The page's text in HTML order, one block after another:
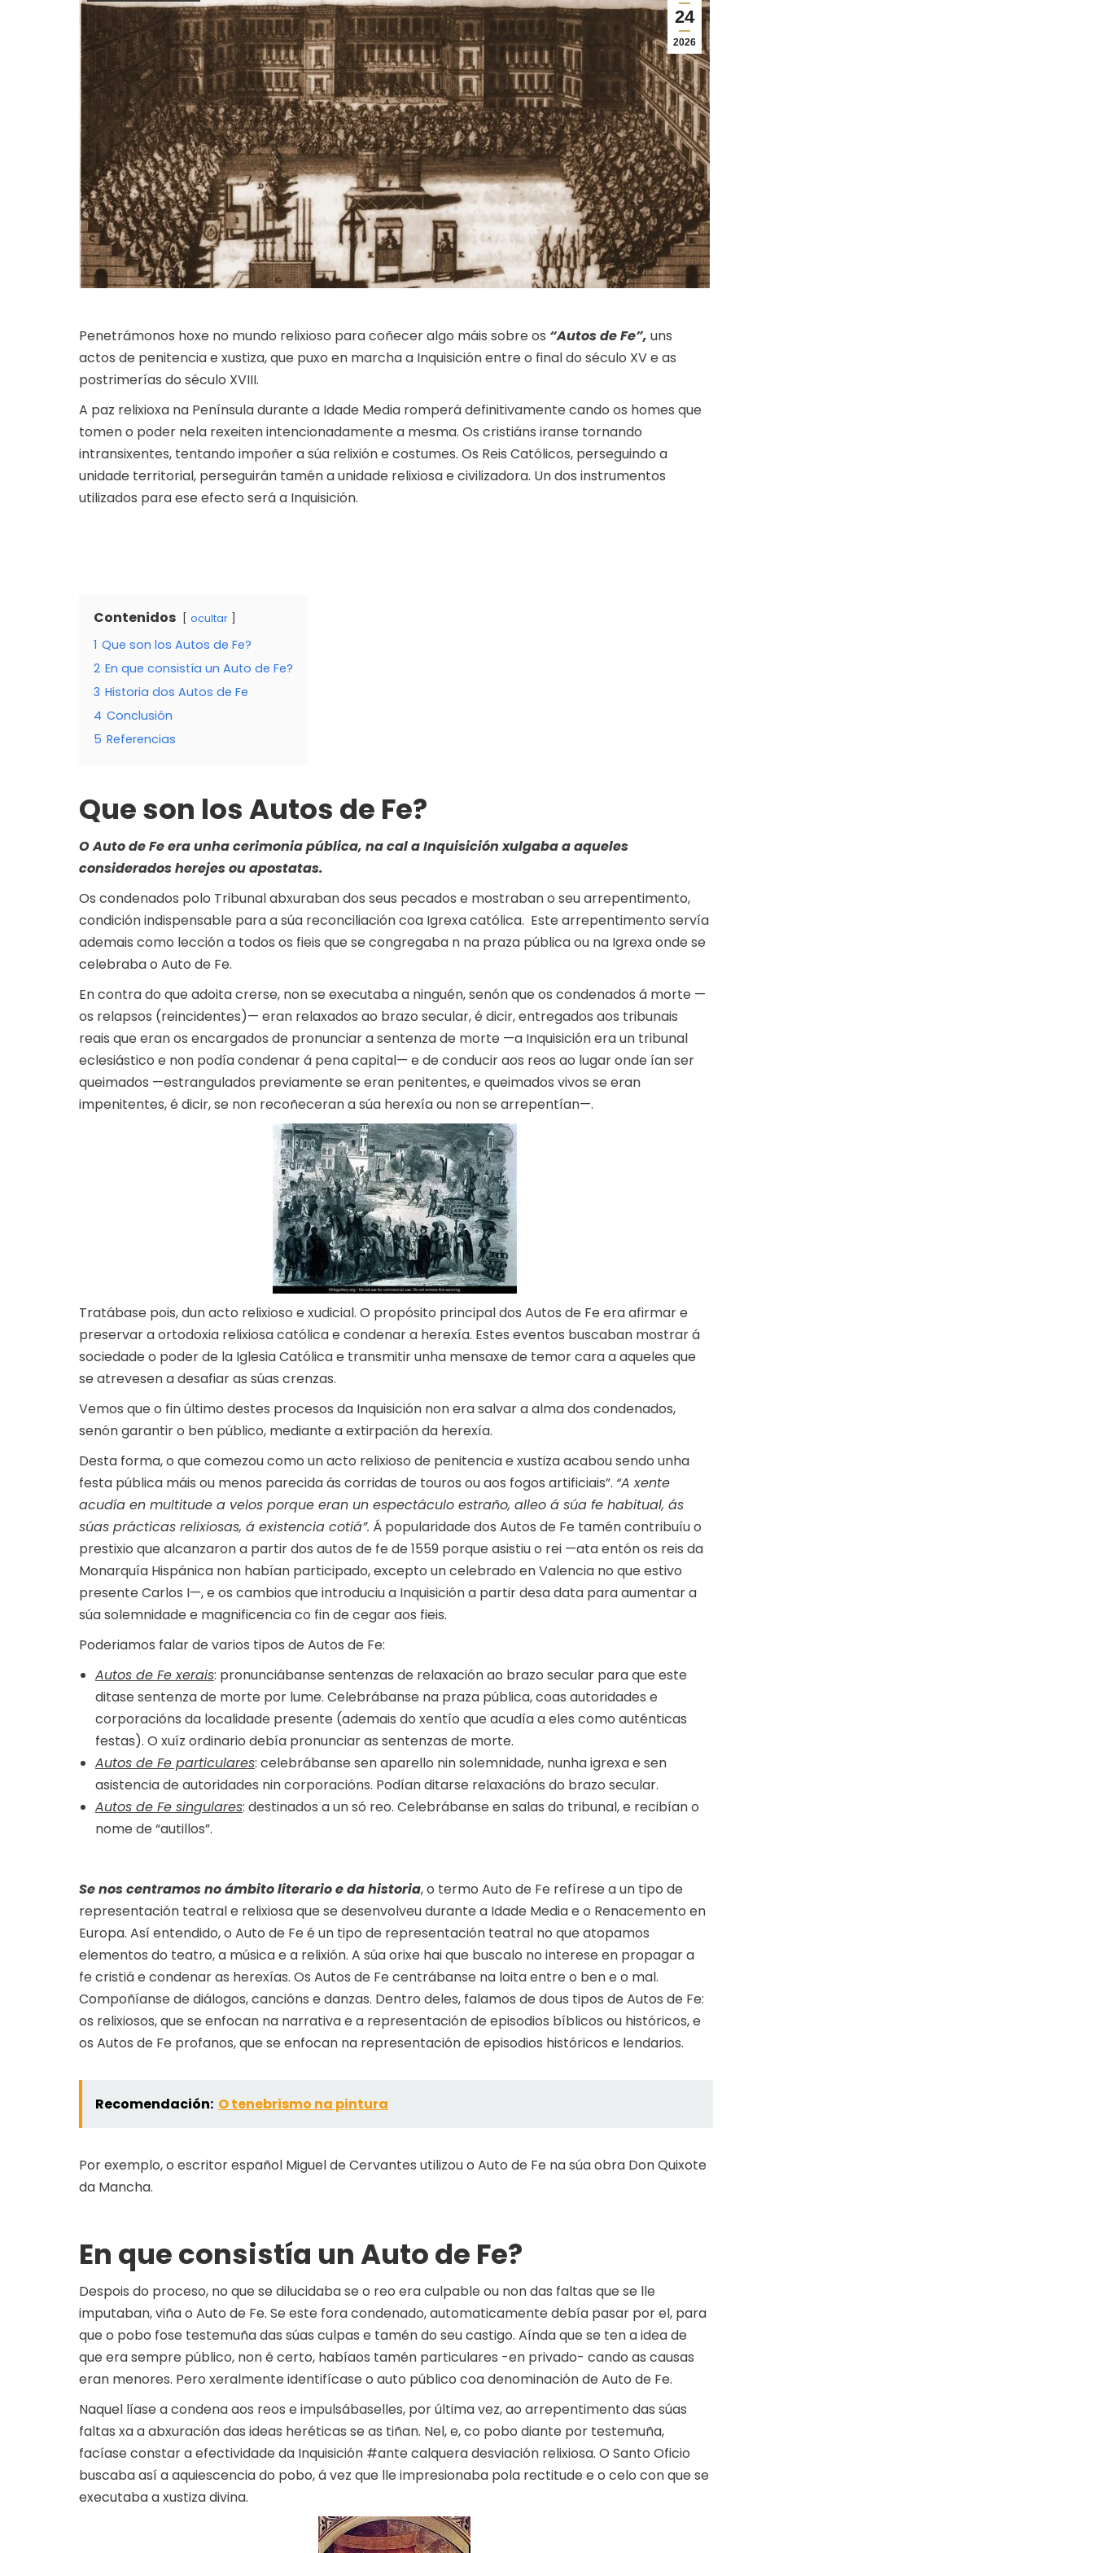
24
2026
Penetrámonos hoxe no mundo relixioso para coñecer algo máis sobre os “Autos de Fe”, uns
actos de penitencia e xustiza, que puxo en marcha a Inquisición entre o final do século XV e as
postrimerías do século XVIII.
A paz relixioxa na Península durante a Idade Media romperá definitivamente cando os homes que
tomen o poder nela rexeiten intencionadamente a mesma. Os cristiáns iranse tornando
intransixentes, tentando impoñer a súa relixión e costumes. Os Reis Católicos, perseguindo a
unidade territorial, perseguirán tamén a unidade relixiosa e civilizadora. Un dos instrumentos
utilizados para ese efecto será a Inquisición.
Contenidos ocultar
1 Que son los Autos de Fe?
2 En que consistía un Auto de Fe?
3 Historia dos Autos de Fe
4 Conclusión
5 Referencias
Que son los Autos de Fe?
O Auto de Fe era unha cerimonia pública, na cal a Inquisición xulgaba a aqueles
considerados herejes ou apostatas.
Os condenados polo Tribunal abxuraban dos seus pecados e mostraban o seu arrepentimento,
condición indispensable para a súa reconciliación coa Igrexa católica. Este arrepentimento servía
ademais como lección a todos os fieis que se congregaba n na praza pública ou na Igrexa onde se
celebraba o Auto de Fe.
En contra do que adoita crerse, non se executaba a ninguén, senón que os condenados á morte —
os relapsos (reincidentes)— eran relaxados ao brazo secular, é dicir, entregados aos tribunais
reais que eran os encargados de pronunciar a sentenza de morte —a Inquisición era un tribunal
eclesiástico e non podía condenar á pena capital— e de conducir aos reos ao lugar onde ían ser
queimados —estrangulados previamente se eran penitentes, e queimados vivos se eran
impenitentes, é dicir, se non recoñeceran a súa herexía ou non se arrepentían—.
Tratábase pois, dun acto relixioso e xudicial. O propósito principal dos Autos de Fe era afirmar e
preservar a ortodoxia relixiosa católica e condenar a herexía. Estes eventos buscaban mostrar á
sociedade o poder de la Iglesia Católica e transmitir unha mensaxe de temor cara a aqueles que
se atrevesen a desafiar as súas crenzas.
Vemos que o fin último destes procesos da Inquisición non era salvar a alma dos condenados,
senón garantir o ben público, mediante a extirpación da herexía.
Desta forma, o que comezou como un acto relixioso de penitencia e xustiza acabou sendo unha
festa pública máis ou menos parecida ás corridas de touros ou aos fogos artificiais”. “A xente
acudía en multitude a velos porque eran un espectáculo estraño, alleo á súa fe habitual, ás
súas prácticas relixiosas, á existencia cotiá”. Á popularidade dos Autos de Fe tamén contribuíu o
prestixio que alcanzaron a partir dos autos de fe de 1559 porque asistiu o rei —ata entón os reis da
Monarquía Hispánica non habían participado, excepto un celebrado en Valencia no que estivo
presente Carlos I—, e os cambios que introduciu a Inquisición a partir desa data para aumentar a
súa solemnidade e magnificencia co fin de cegar aos fieis.
Poderiamos falar de varios tipos de Autos de Fe:
Autos de Fe xerais: pronunciábanse sentenzas de relaxación ao brazo secular para que este
ditase sentenza de morte por lume. Celebrábanse na praza pública, coas autoridades e
corporacións da localidade presente (ademais do xentío que acudía a eles como auténticas
festas). O xuíz ordinario debía pronunciar as sentenzas de morte.
Autos de Fe particulares: celebrábanse sen aparello nin solemnidade, nunha igrexa e sen
asistencia de autoridades nin corporacións. Podían ditarse relaxacións do brazo secular.
Autos de Fe singulares: destinados a un só reo. Celebrábanse en salas do tribunal, e recibían o
nome de “autillos”.
Se nos centramos no ámbito literario e da historia, o termo Auto de Fe refírese a un tipo de
representación teatral e relixiosa que se desenvolveu durante a Idade Media e o Renacemento en
Europa. Así entendido, o Auto de Fe é un tipo de representación teatral no que atopamos
elementos do teatro, a música e a relixión. A súa orixe hai que buscalo no interese en propagar a
fe cristiá e condenar as herexías. Os Autos de Fe centrábanse na loita entre o ben e o mal.
Compoñíanse de diálogos, cancións e danzas. Dentro deles, falamos de dous tipos de Autos de Fe:
os relixiosos, que se enfocan na narrativa e a representación de episodios bíblicos ou históricos, e
os Autos de Fe profanos, que se enfocan na representación de episodios históricos e lendarios.
Recomendación: O tenebrismo na pintura
Por exemplo, o escritor español Miguel de Cervantes utilizou o Auto de Fe na súa obra Don Quixote
da Mancha.
En que consistía un Auto de Fe?
Despois do proceso, no que se dilucidaba se o reo era culpable ou non das faltas que se lle
imputaban, viña o Auto de Fe. Se este fora condenado, automaticamente debía pasar por el, para
que o pobo fose testemuña das súas culpas e tamén do seu castigo. Aínda que se ten a idea de
que era sempre público, non é certo, habíaos tamén particulares -en privado- cando as causas
eran menores. Pero xeralmente identifícase o auto público coa denominación de Auto de Fe.
Naquel líase a condena aos reos e impulsábaselles, por última vez, ao arrepentimento das súas
faltas xa a abxuración das ideas heréticas se as tiñan. Nel, e, co pobo diante por testemuña,
facíase constar a efectividade da Inquisición #ante calquera desviación relixiosa. O Santo Oficio
buscaba así a aquiescencia do pobo, á vez que lle impresionaba pola rectitude e o celo con que se
executaba a xustiza divina.